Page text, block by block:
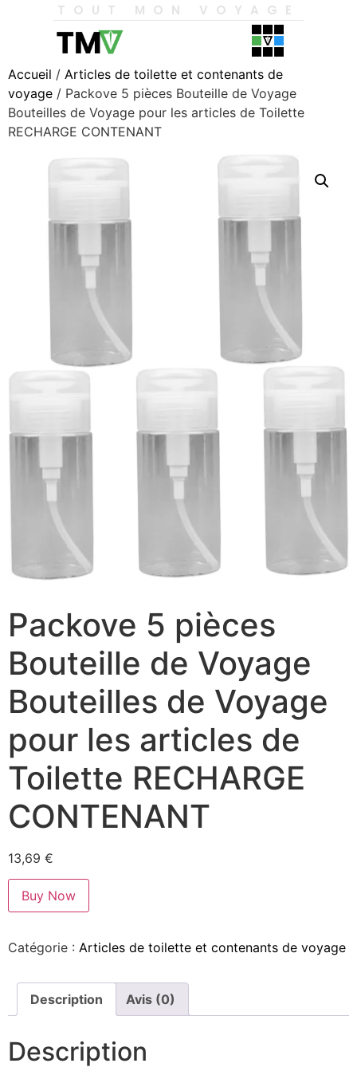
TOUT MON VOYAGE
Accueil / Articles de toilette et contenants de
voyage / Packove 5 pièces Bouteille de Voyage
Bouteilles de Voyage pour les articles de Toilette
RECHARGE CONTENANT
Packove 5 pièces
Bouteille de Voyage
Bouteilles de Voyage
pour les articles de
Toilette RECHARGE
CONTENANT
13,69 €
Buy Now
Catégorie : Articles de toilette et contenants de voyage
Description Avis (0)
Description